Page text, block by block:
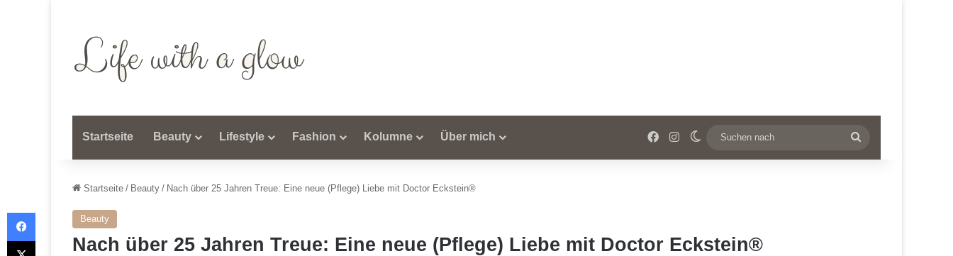
Startseite Beauty Lifestyle Fashion Kolumne Über mich Facebook
InstagramSkin umschalten
nach
Startseite / Beauty / Nach über 25 Jahren Treue: Eine neue (Pflege) Liebe mit Doctor Eckstein®
Beauty
Nach über 25 Jahren Treue: Eine neue (Pflege) Liebe mit Doctor Eckstein®
Facebook
X